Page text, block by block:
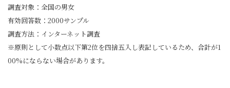
調査対象：全国の男女
有効回答数：2000サンプル
調査方法：インターネット調査
※原則として小数点以下第2位を四捨五入し表記しているため、合計が1
00%にならない場合があります。